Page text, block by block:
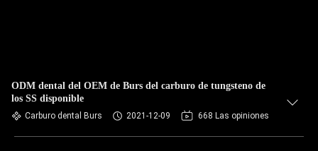
ODM dental del OEM de Burs del carburo de tungsteno de
los SS disponible
Carburo dental Burs 2021-12-09 668 Las opiniones